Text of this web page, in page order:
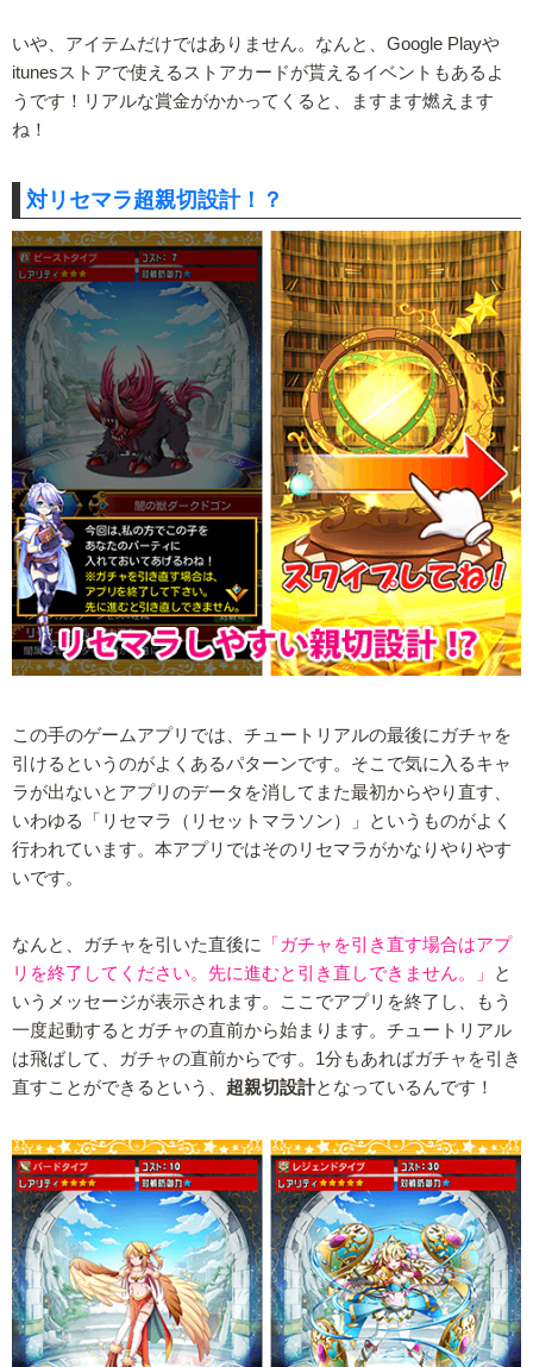
いや、アイテムだけではありません。なんと、Google Playや
itunesストアで使えるストアカードが貰えるイベントもあるよ
うです！リアルな賞金がかかってくると、ますます燃えます
ね！
対リセマラ超親切設計！？
この手のゲームアプリでは、チュートリアルの最後にガチャを
引けるというのがよくあるパターンです。そこで気に入るキャ
ラが出ないとアプリのデータを消してまた最初からやり直す、
いわゆる「リセマラ（リセットマラソン）」というものがよく
行われています。本アプリではそのリセマラがかなりやりやす
いです。
なんと、ガチャを引いた直後に
「ガチャを引き直す場合はアプ
リを終了してください。先に進むと引き直しできません。」
と
いうメッセージが表示されます。ここでアプリを終了し、もう
一度起動するとガチャの直前から始まります。チュートリアル
は飛ばして、ガチャの直前からです。1分もあればガチャを引き
直すことができるという、 超親切設計となっているんです！